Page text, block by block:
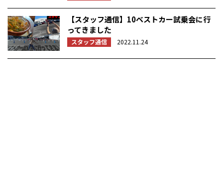
【スタッフ通信】10ベストカー試乗会に行
ってきました
スタッフ通信 2022.11.24